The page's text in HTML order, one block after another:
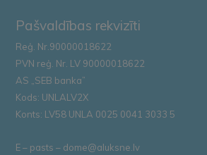
Pašvaldības rekvizīti
Reģ. Nr.90000018622
PVN reģ. Nr. LV 90000018622
AS „SEB banka”
Kods: UNLALV2X
Konts: LV58 UNLA 0025 0041 3033 5
E – pasts – dome@aluksne.lv